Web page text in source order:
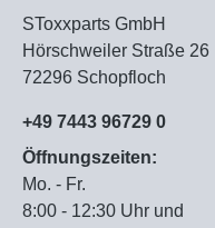
SToxxparts GmbH
Hörschweiler Straße 26
72296 Schopfloch
+49 7443 96729 0
Öffnungszeiten:
Mo. - Fr.
8:00 - 12:30 Uhr und